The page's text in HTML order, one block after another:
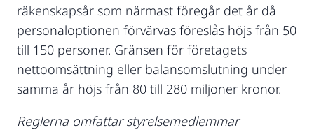
räkenskapsår som närmast föregår det år då
personaloptionen förvärvas föreslås höjs från 50
till 150 personer. Gränsen för företagets
nettoomsättning eller balansomslutning under
samma år höjs från 80 till 280 miljoner kronor.
Reglerna omfattar styrelsemedlemmar